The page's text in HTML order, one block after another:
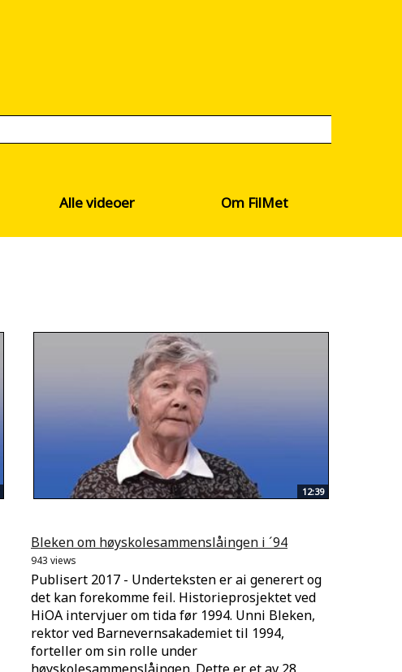
Alle videoer Om FilMet
12:39
Bleken om høyskolesammenslåingen i ´94
943 views
Publisert 2017 - Underteksten er ai generert og
det kan forekomme feil. Historieprosjektet ved
HiOA intervjuer om tida før 1994. Unni Bleken,
rektor ved Barnevernsakademiet til 1994,
forteller om sin rolle under